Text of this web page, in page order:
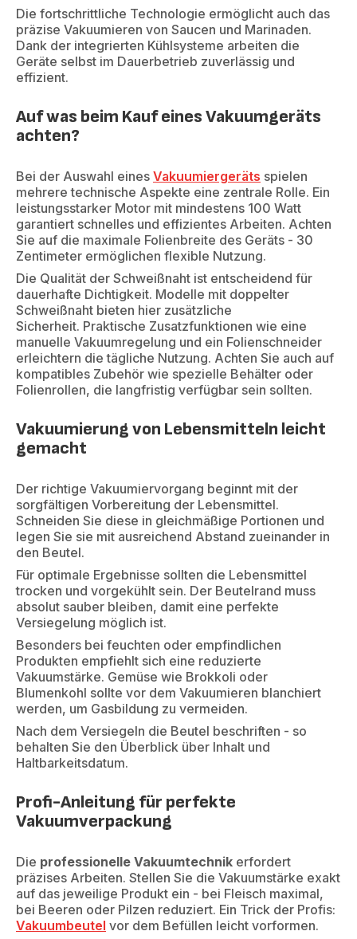
Die fortschrittliche Technologie ermöglicht auch das
präzise Vakuumieren von Saucen und Marinaden.
Dank der integrierten Kühlsysteme arbeiten die
Geräte selbst im Dauerbetrieb zuverlässig und
effizient.
Auf was beim Kauf eines Vakuumgeräts
achten?
Bei der Auswahl eines Vakuumiergeräts spielen
mehrere technische Aspekte eine zentrale Rolle. Ein
leistungsstarker Motor mit mindestens 100 Watt
garantiert schnelles und effizientes Arbeiten. Achten
Sie auf die maximale Folienbreite des Geräts - 30
Zentimeter ermöglichen flexible Nutzung.
Die Qualität der Schweißnaht ist entscheidend für
dauerhafte Dichtigkeit. Modelle mit doppelter
Schweißnaht bieten hier zusätzliche
Sicherheit. Praktische Zusatzfunktionen wie eine
manuelle Vakuumregelung und ein Folienschneider
erleichtern die tägliche Nutzung. Achten Sie auch auf
kompatibles Zubehör wie spezielle Behälter oder
Folienrollen, die langfristig verfügbar sein sollten.
Vakuumierung von Lebensmitteln leicht
gemacht
Der richtige Vakuumiervorgang beginnt mit der
sorgfältigen Vorbereitung der Lebensmittel.
Schneiden Sie diese in gleichmäßige Portionen und
legen Sie sie mit ausreichend Abstand zueinander in
den Beutel.
Für optimale Ergebnisse sollten die Lebensmittel
trocken und vorgekühlt sein. Der Beutelrand muss
absolut sauber bleiben, damit eine perfekte
Versiegelung möglich ist.
Besonders bei feuchten oder empfindlichen
Produkten empfiehlt sich eine reduzierte
Vakuumstärke. Gemüse wie Brokkoli oder
Blumenkohl sollte vor dem Vakuumieren blanchiert
werden, um Gasbildung zu vermeiden.
Nach dem Versiegeln die Beutel beschriften - so
behalten Sie den Überblick über Inhalt und
Haltbarkeitsdatum.
Profi-Anleitung für perfekte
Vakuumverpackung
Die professionelle Vakuumtechnik erfordert
präzises Arbeiten. Stellen Sie die Vakuumstärke exakt
auf das jeweilige Produkt ein - bei Fleisch maximal,
bei Beeren oder Pilzen reduziert. Ein Trick der Profis:
Vakuumbeutel vor dem Befüllen leicht vorformen.